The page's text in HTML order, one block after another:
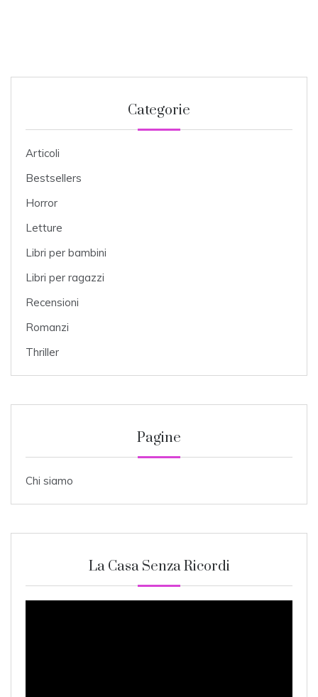
Categorie
Articoli
Bestsellers
Horror
Letture
Libri per bambini
Libri per ragazzi
Recensioni
Romanzi
Thriller
Pagine
Chi siamo
La Casa Senza Ricordi